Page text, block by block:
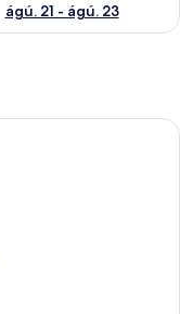
ágú. 21 - ágú. 23
ókeypis